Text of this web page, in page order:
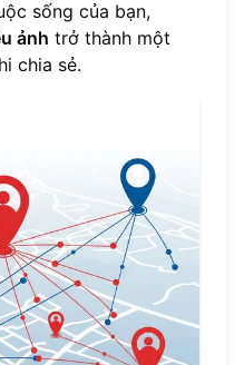
sống của bạn,
ảnh trở thành một
chia sẻ.